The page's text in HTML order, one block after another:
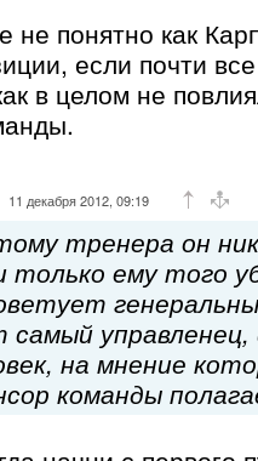
не понятно как
если почти
в целом не
11 декабря 2012, 09:19
тренера он
только ему того
на мнение
команды